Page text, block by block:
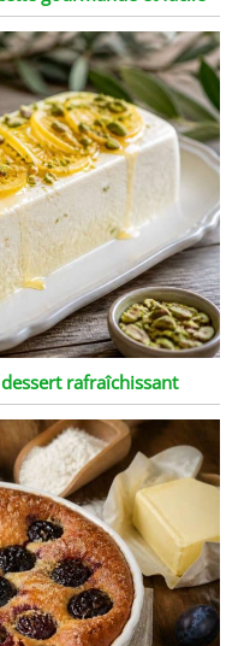
rafraîchissant